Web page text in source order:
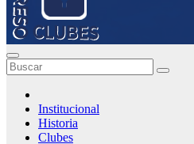
Institucional
Historia
Clubes